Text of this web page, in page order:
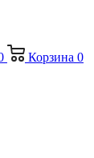
Корзина 0